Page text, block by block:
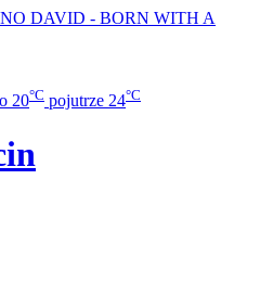
DAVID - BORN WITH A
20°C pojutrze 24°C